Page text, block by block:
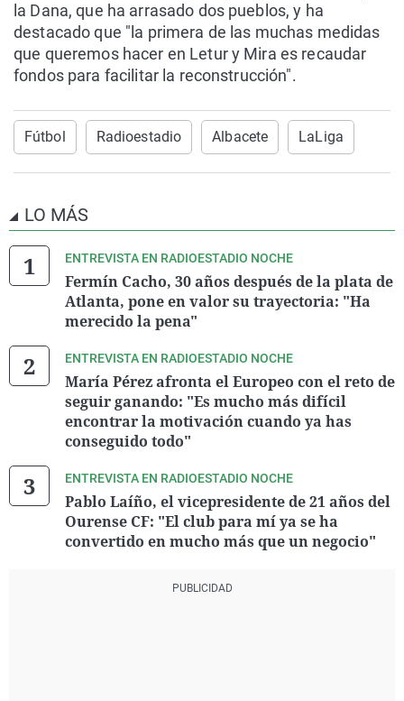
la Dana, que ha arrasado dos pueblos, y ha
destacado que "la primera de las muchas medidas
que queremos hacer en Letur y Mira es recaudar
fondos para facilitar la reconstrucción".
Fútbol Radioestadio Albacete LaLiga
LO MÁS
ENTREVISTA EN RADIOESTADIO NOCHE
Fermín Cacho, 30 años después de la plata de
Atlanta, pone en valor su trayectoria: "Ha
merecido la pena"
ENTREVISTA EN RADIOESTADIO NOCHE
María Pérez afronta el Europeo con el reto de
seguir ganando: "Es mucho más difícil
encontrar la motivación cuando ya has
conseguido todo"
ENTREVISTA EN RADIOESTADIO NOCHE
Pablo Laíño, el vicepresidente de 21 años del
Ourense CF: "El club para mí ya se ha
convertido en mucho más que un negocio"